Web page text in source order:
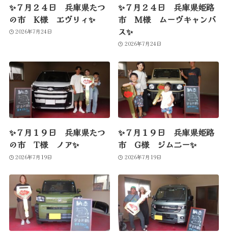
✨７月２４日 兵庫県たつ
の市 K様 エヴリィ✨
2026年7月24日
✨７月２４日 兵庫県姫路
市 M様 ムーヴキャンバ
ス✨
2026年7月24日
✨７月１９日 兵庫県たつ
の市 T様 ノア✨
2026年7月19日
✨７月１９日 兵庫県姫路
市 G様 ジムニー✨
2026年7月19日